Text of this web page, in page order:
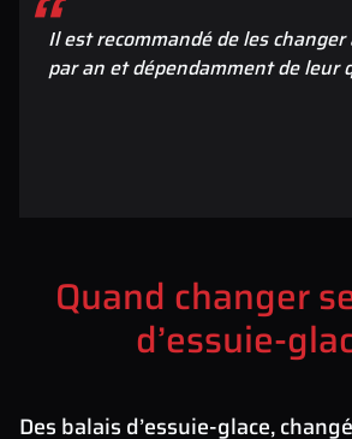
Il est recommandé de les
par an et dépendamment de leur
Quand changer
d’essuie-
Des balais d’essuie-glace,